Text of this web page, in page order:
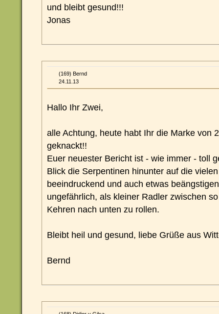
und bleibt gesund!!!
Jonas
(169) Bernd
24.11.13
Hallo Ihr Zwei,
alle Achtung, heute habt Ihr die Marke von
geknackt!!
Euer neuester Bericht ist - wie immer - toll
Blick die Serpentinen hinunter auf die
beeindruckend und auch etwas
ungefährlich, als kleiner Radler zwischen
Kehren nach unten zu rollen.
Bleibt heil und gesund, liebe Grüße aus
Bernd